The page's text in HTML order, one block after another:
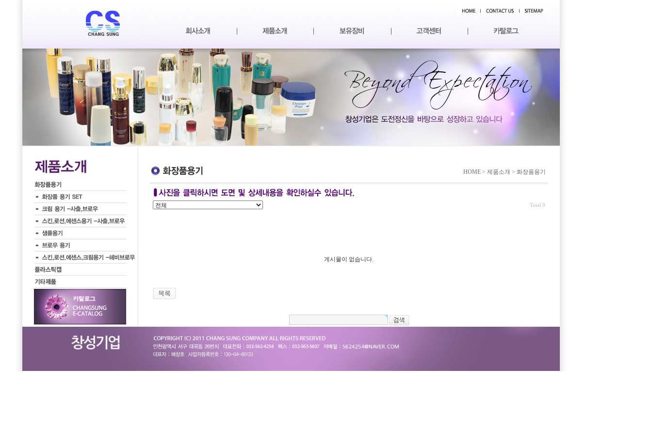
HOME > 제품소개 > 화장품용기
Total 0
게시물이 없습니다.